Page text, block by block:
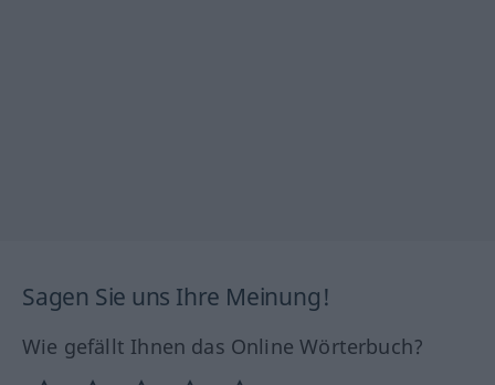
Sagen Sie uns Ihre Meinung!
Wie gefällt Ihnen das Online Wörterbuch?